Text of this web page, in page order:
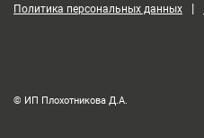
Политика персональных данных |
© ИП Плохотникова Д.А.